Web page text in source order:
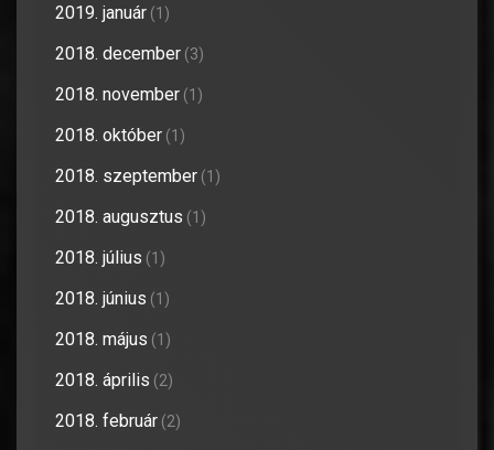
2019. január (1)
2018. december (3)
2018. november (1)
2018. október (1)
2018. szeptember (1)
2018. augusztus (1)
2018. július (1)
2018. június (1)
2018. május (1)
2018. április (2)
2018. február (2)